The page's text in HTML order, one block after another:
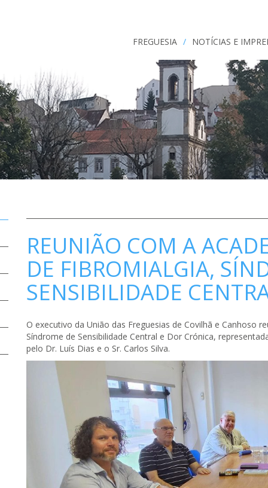
FREGUESIA / NOTÍCIAS E
REUNIÃO COM A
DE FIBROMIALGIA,
SENSIBILIDADE
O executivo da União das Freguesias de Covilhã e Canhoso
Síndrome de Sensibilidade Central e Dor Crónica,
pelo Dr. Luís Dias e o Sr. Carlos Silva.